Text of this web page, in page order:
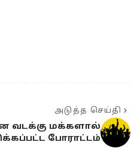
அடுத்த செய்தி
வடக்கு மக்களால்
போராட்டம்